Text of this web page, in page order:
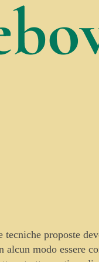
proposte
alcun modo essere